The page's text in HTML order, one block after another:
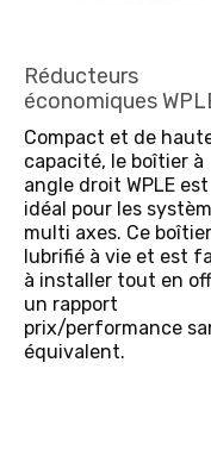
Réducteurs
économiques
Compact et de
capacité, le boîtier à
angle droit WPLE est
idéal pour les
multi axes. Ce
lubrifié à vie et est
à installer tout en
un rapport
prix/performance
équivalent.